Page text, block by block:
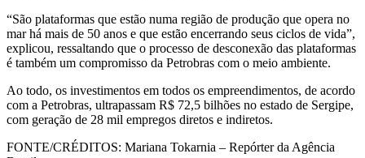
“São plataformas que estão numa região de produção que opera no
mar há mais de 50 anos e que estão encerrando seus ciclos de vida”,
explicou, ressaltando que o processo de desconexão das plataformas
é também um compromisso da Petrobras com o meio ambiente.
Ao todo, os investimentos em todos os empreendimentos, de acordo
com a Petrobras, ultrapassam R$ 72,5 bilhões no estado de Sergipe,
com geração de 28 mil empregos diretos e indiretos.
FONTE/CRÉDITOS: Mariana Tokarnia – Repórter da Agência